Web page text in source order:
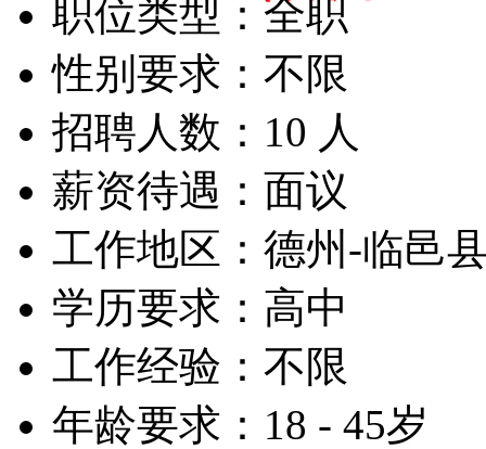
职位类型：全职
性别要求：不限
招聘人数：10 人
薪资待遇：面议
工作地区：德州-临邑
学历要求：高中
工作经验：不限
年龄要求：18 - 45岁